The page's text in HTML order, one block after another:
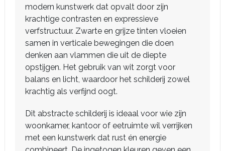
modern kunstwerk dat opvalt door zijn
krachtige contrasten en expressieve
verfstructuur. Zwarte en grijze tinten vloeien
samen in verticale bewegingen die doen
denken aan vlammen die uit de diepte
opstijgen. Het gebruik van wit zorgt voor
balans en licht, waardoor het schilderij zowel
krachtig als verfijnd oogt.
Dit abstracte schilderij is ideaal voor wie zijn
woonkamer, kantoor of eetruimte wil verrijken
met een kunstwerk dat rust én energie